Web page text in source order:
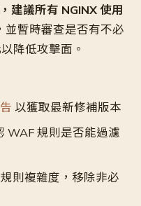
建議所有 NGINX 使用
並暫時審查是否有不必
降低攻擊面。
以獲取最新修補版本
WAF 規則是否能過濾
則複雜度，移除非必